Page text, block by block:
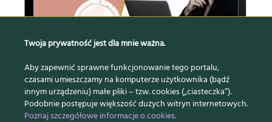
Twoja prywatność jest dla mnie ważna.
Aby zapewnić sprawne funkcjonowanie tego portalu,
czasami umieszczamy na komputerze użytkownika (bądź
innym urządzeniu) małe pliki – tzw. cookies („ciasteczka”).
Podobnie postępuje większość dużych witryn internetowych.
Poznaj szczegółowe informacje o cookies.